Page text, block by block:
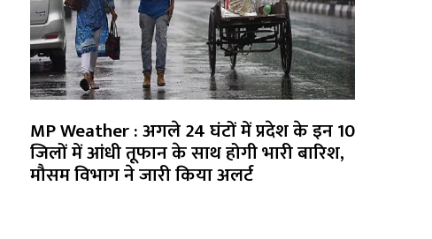
MP Weather : अगले 24 घंटों में प्रदेश के इन 10
जिलों में आंधी तूफान के साथ होगी भारी बारिश,
मौसम विभाग ने जारी किया अलर्ट